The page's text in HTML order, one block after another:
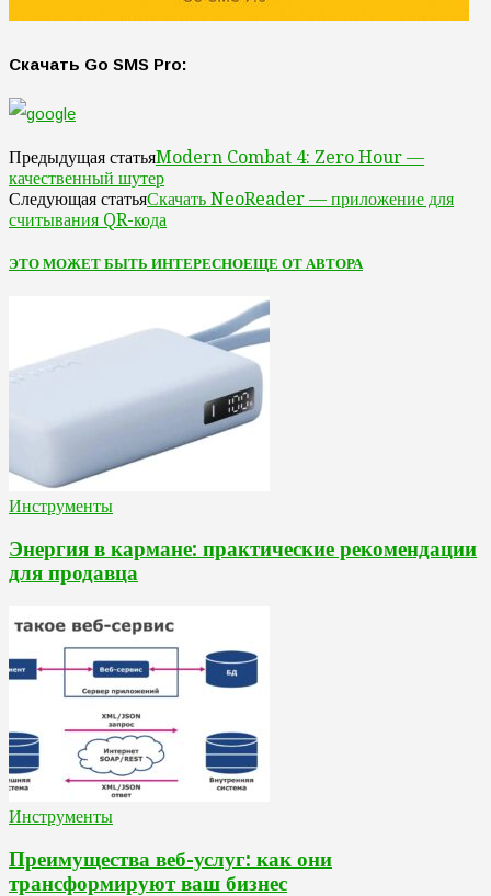
Скачать Go SMS Pro:
Предыдущая статьяModern Combat 4: Zero Hour —
качественный шутер
Следующая статьяСкачать NeoReader — приложение для
считывания QR-кода
ЭТО МОЖЕТ БЫТЬ ИНТЕРЕСНОЕЩЕ ОТ АВТОРА
Инструменты
Энергия в кармане: практические рекомендации
для продавца
Инструменты
Преимущества веб-услуг: как они
трансформируют ваш бизнес